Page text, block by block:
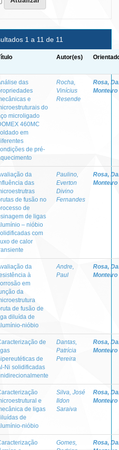
1 a 11 de 11
Autor(es)
das
e
do
microligado
460MC
em
de pré-
Rocha,
Vinícius
Resende
Rosa,
Monteiro
da
das
de fusão no
de
de ligas
– nióbio
com
de calor
Paulino,
Everton
Divino
Fernandes
Rosa,
Monteiro
da
à
em
da
de fusão de
diluída de
nióbio
Andre,
Paul
Rosa,
Monteiro
de
de
Ni solidificadas
Dantas,
Patrícia
Pereira
Rosa,
Monteiro
e
de ligas
de
nióbio
Silva, José
Ildon
Saraiva
Rosa,
Monteiro
Gomes,
Rosa,